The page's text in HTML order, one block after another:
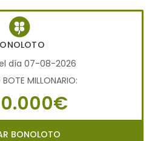
día 07-08-2026
MILLONARIO:
BONOLOTO